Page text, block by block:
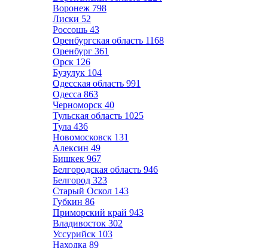
Воронеж 798
Лиски 52
Россошь 43
Оренбургская область 1168
Оренбург 361
Орск 126
Бузулук 104
Одесская область 991
Одесса 863
Черноморск 40
Тульская область 1025
Тула 436
Новомосковск 131
Алексин 49
Бишкек 967
Белгородская область 946
Белгород 323
Старый Оскол 143
Губкин 86
Приморский край 943
Владивосток 302
Уссурийск 103
Находка 89